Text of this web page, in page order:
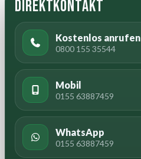
Direktkontakt
Kostenlos anrufen
0800 155 35544
Mobil
0155 63887459
WhatsApp
0155 63887459